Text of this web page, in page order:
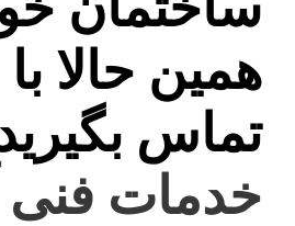
همین حالا با
تماس
خدمات فنی